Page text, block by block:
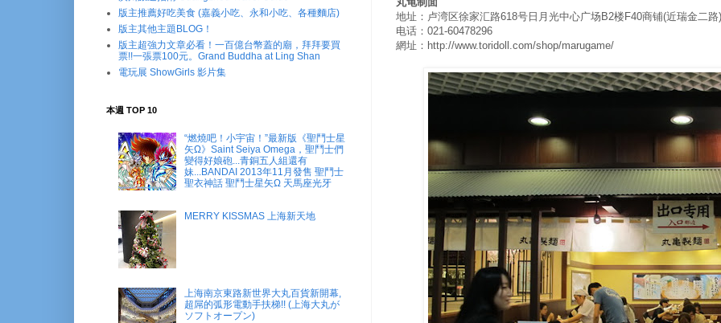
地址：卢湾区徐家汇路618号日月光中心广场B2楼F40商铺(近瑞金二路)
电话：021-60478296
網址：http://www.toridoll.com/shop/marugame/
版主推薦好吃美食 (嘉義小吃、永和小吃、各種麵店)
版主其他主題BLOG！
版主超強力文章必看！一百億台幣蓋的廟，拜拜要買
票!!一張票100元。Grand Buddha at Ling Shan
電玩展 ShowGirls 影片集
本週 TOP 10
“燃燒吧！小宇宙！”最新版《聖鬥士星
矢Ω》Saint Seiya Omega，聖鬥士們
變得好娘砲...青銅五人組還有
妹...BANDAI 2013年11月發售 聖鬥士
聖衣神話 聖鬥士星矢Ω 天馬座光牙
MERRY KISSMAS 上海新天地
上海南京東路新世界大丸百貨新開幕,
超屌的弧形電動手扶梯!! (上海大丸が
ソフトオープン)